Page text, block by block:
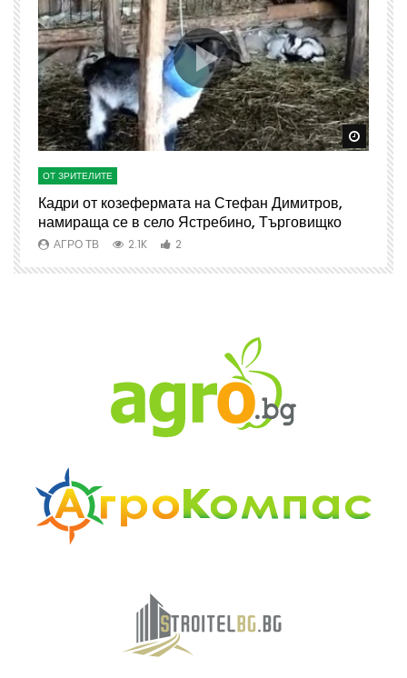
Watch Later Watch
ОТ ЗРИТЕЛИТЕ
Кадри от козефермата на Стефан Димитров,
намираща се в село Ястребино, Търговищко
АГРО ТВ 2.1K 2